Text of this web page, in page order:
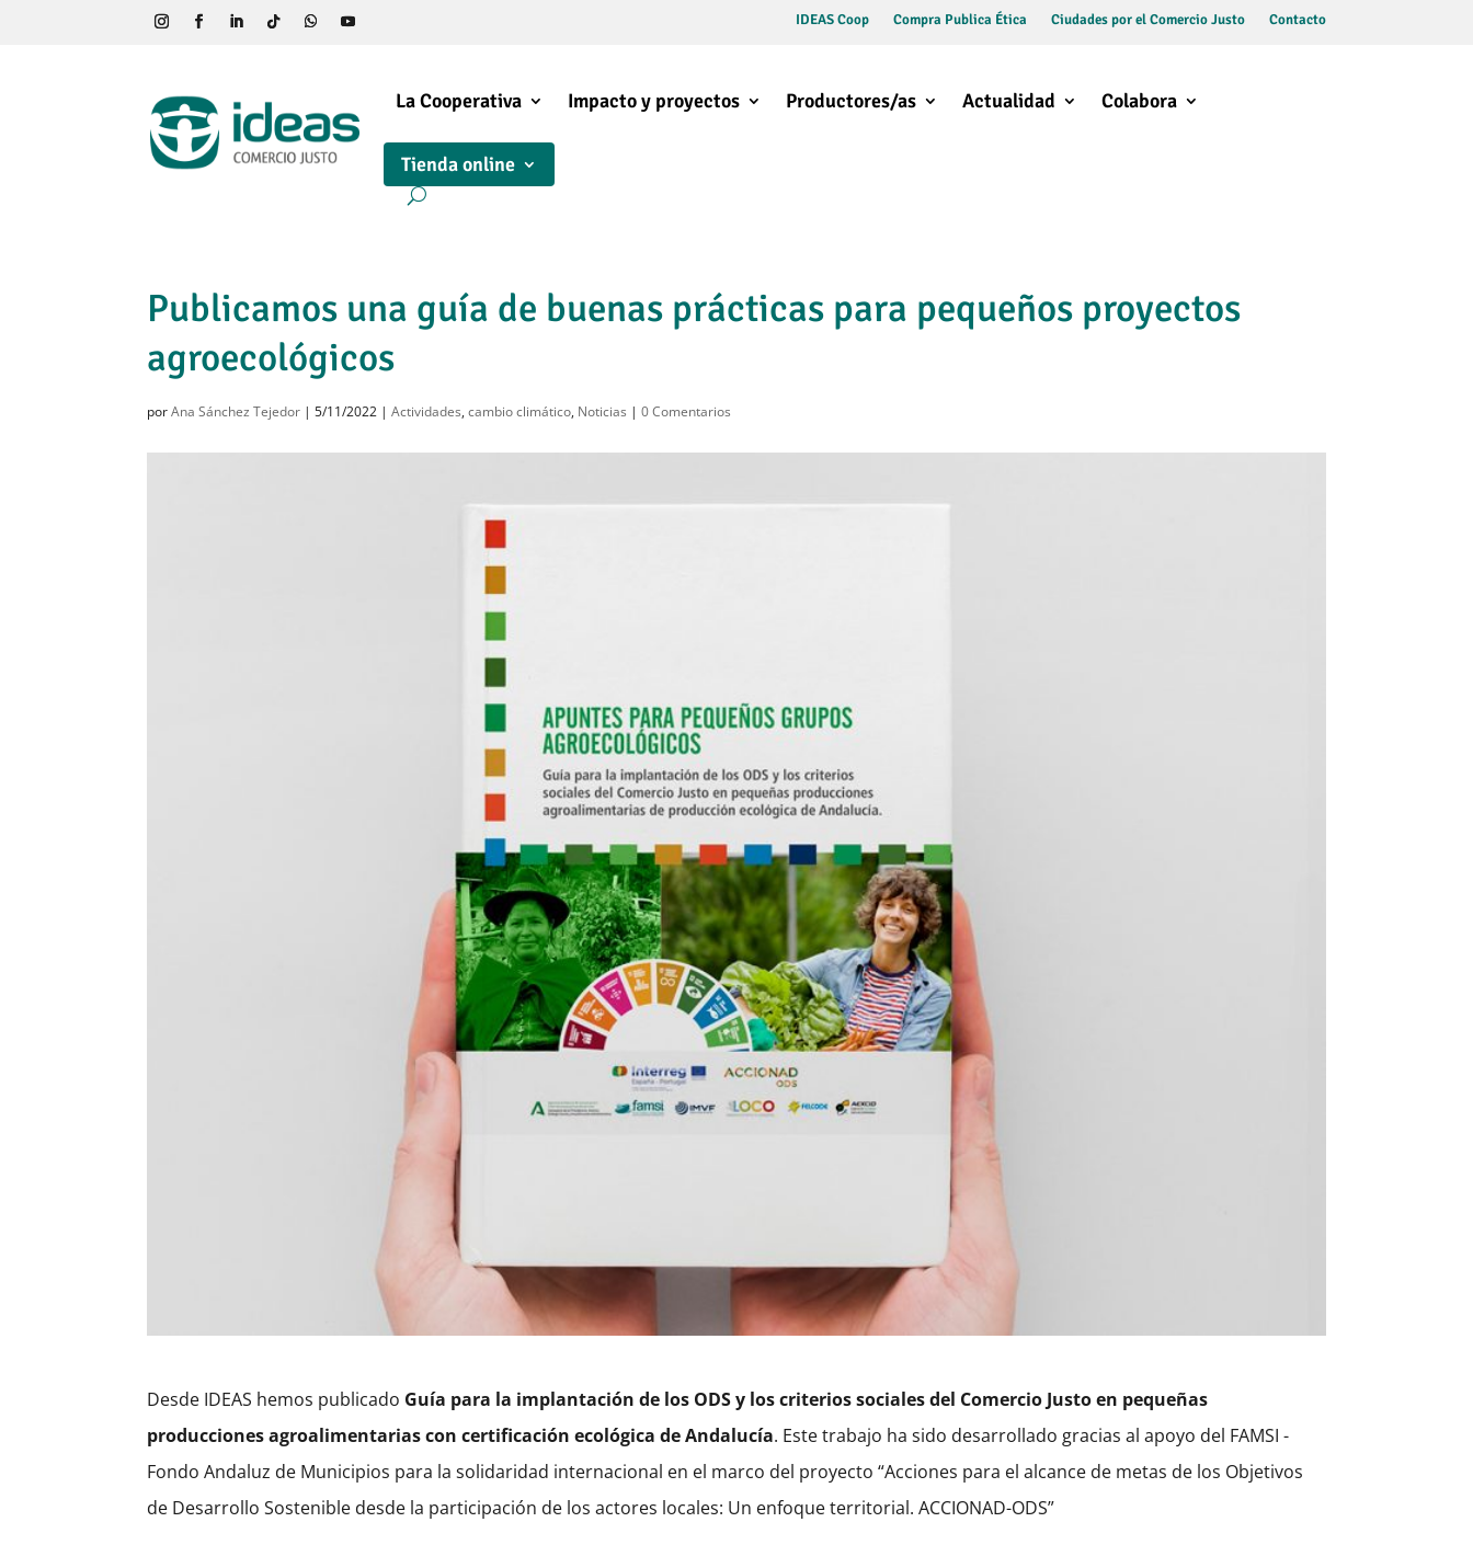
IDEAS Coop Compra Publica Ética Ciudades por el Comercio Justo Contacto
La Cooperativa Impacto y proyectos Productores/as Actualidad Colabora
Tienda online
Publicamos una guía de buenas prácticas para pequeños proyectos
agroecológicos
porAna Sánchez Tejedor |5/11/2022 |Actividades,cambio climático, Noticias |0 Comentarios
Desde IDEAS hemos publicado Guía para la implantación de los ODS y los criterios sociales del Comercio Justo en pequeñas
producciones agroalimentarias con certificación ecológica de Andalucía. Este trabajo ha sido desarrollado gracias al apoyo del FAMSI -
Fondo Andaluz de Municipios para la solidaridad internacional en el marco del proyecto “Acciones para el alcance de metas de los Objetivos
de Desarrollo Sostenible desde la participación de los actores locales: Un enfoque territorial. ACCIONAD-ODS”